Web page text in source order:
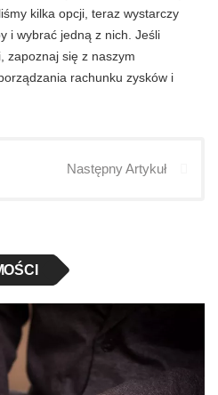
kilka opcji, teraz wystarczy
i wybrać jedną z nich. Jeśli
zapoznaj się z naszym
rachunku zysków i
Następny Artykuł